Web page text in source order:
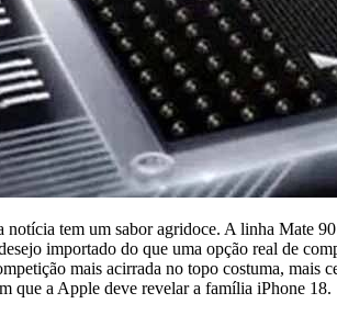
notícia tem um sabor agridoce. A linha Mate
importado do que uma opção real de
mais acirrada no topo costuma,
que a Apple deve revelar a família iPhone 18.